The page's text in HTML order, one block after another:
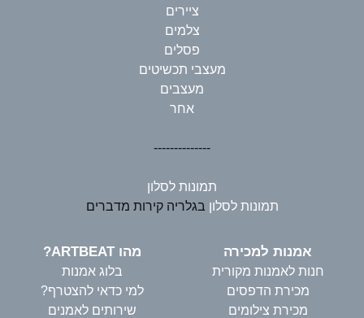
ציירים
צלמים
פסלים
מעצבי תכשיטים
מעצבים
אחר
--------------
תמונות לסלון
תמונות לסלון בגלריה קירות מדברים
אמנות למכירה
חנות לאמנות מקורית
מכירת הדפסים
מכירת צילומים
מהו ARTBEAT?
בלוג אמנות
למי כדאי להצטרף?
שירותים לאמנים